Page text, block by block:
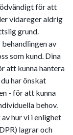
för att
vidareger aldrig
grund.
av
som kund. Dina
att kunna hantera
har önskat
- för att kunna
behov.
hur vi i enlighet
lagrar och